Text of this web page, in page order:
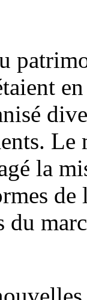
la
du